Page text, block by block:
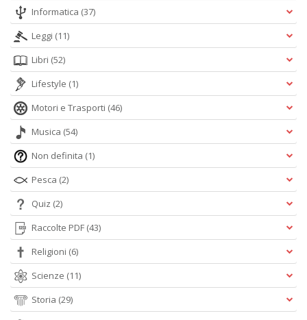
Informatica (37)
Leggi (11)
Libri (52)
Lifestyle (1)
Motori e Trasporti (46)
Musica (54)
Non definita (1)
Pesca (2)
Quiz (2)
Raccolte PDF (43)
Religioni (6)
Scienze (11)
Storia (29)